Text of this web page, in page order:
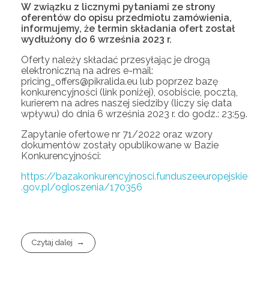
W związku z licznymi pytaniami ze strony
oferentów do opisu przedmiotu zamówienia,
informujemy, że termin składania ofert został
wydłużony do 6 września 2023 r.
Oferty należy składać przesyłając je drogą
elektroniczną na adres e-mail:
pricing_offers@pikralida.eu lub poprzez bazę
konkurencyjności (link poniżej), osobiście, pocztą,
kurierem na adres naszej siedziby (liczy się data
wpływu) do dnia 6 września 2023 r. do godz.: 23:59.
Zapytanie ofertowe nr 71/2022 oraz wzory
dokumentów zostały opublikowane w Bazie
Konkurencyjności:
https://bazakonkurencyjnosci.funduszeeuropejskie
.gov.pl/ogloszenia/170356
Czytaj dalej